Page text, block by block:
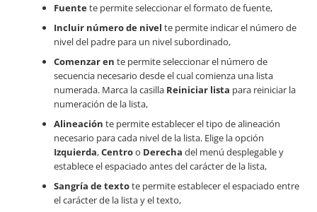
Fuentete permite seleccionar el formato de fuente,
Incluir número de nivel te permite indicar el número de
nivel del padre para un nivel subordinado,
Comenzar en te permite seleccionar el número de
secuencia necesario desde el cual comienza una lista
numerada. Marca la casilla Reiniciar lista para reiniciar la
numeración de la lista,
Alineación te permite establecer el tipo de alineación
necesario para cada nivel de la lista. Elige la opción
Izquierda,Centroo Derecha del menú desplegable y
establece el espaciado antes del carácter de la lista,
Sangría de textote permite establecer el espaciado entre
el carácter de la lista y el texto,